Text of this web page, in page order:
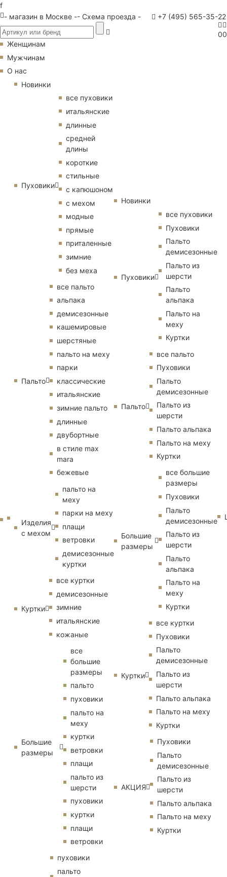
f
- магазин в Москве -- Схема проезда - +7 (495) 565-35-22
00
Женщинам
Мужчинам
О нас
Новинки
Пуховики
все пуховики
итальянские
длинные
средней
длины
короткие
стильные
с капюшоном
с мехом
модные
прямые
приталенные
зимние
без меха
Пальто
все пальто
альпака
демисезонные
кашемировые
шерстяные
пальто на меху
парки
классические
итальянские
зимние пальто
длинные
двубортные
в стиле max
mara
бежевые
Изделия
с мехом
пальто на
меху
парки на меху
плащи
ветровки
демисезонные
куртки
Куртки
все куртки
демисезонные
зимние
итальянские
кожаные
Большие
размеры
все
большие
размеры
пальто
пуховики
пальто на
меху
куртки
ветровки
плащи
пальто из
шерсти
пуховики
куртки
плащи
ветровки
пуховики
пальто
Новинки
Пуховики
все пуховики
Пуховики
Пальто
демисезонные
Пальто из
шерсти
Пальто
альпака
Пальто на
меху
Куртки
Пальто
все пальто
Пуховики
Пальто
демисезонные
Пальто из
шерсти
Пальто альпака
Пальто на меху
Куртки
Большие
размеры
все большие
размеры
Пуховики
Пальто
демисезонные
Пальто из
шерсти
Пальто
альпака
Пальто на
меху
Куртки
Куртки
все куртки
Пуховики
Пальто
демисезонные
Пальто из
шерсти
Пальто альпака
Пальто на меху
Куртки
АКЦИЯ
Пуховики
Пальто
демисезонные
Пальто из
шерсти
Пальто альпака
Пальто на меху
Куртки